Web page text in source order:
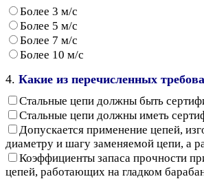
Более 3 м/с
Более 5 м/с
Более 7 м/с
Более 10 м/с
4. Какие из перечисленных
Стальные цепи должны быть
Стальные цепи должны иметь
Допускается применение цепей,
диаметру и шагу заменяемой цепи, а
Коэффициенты запаса прочности
цепей, работающих на гладком